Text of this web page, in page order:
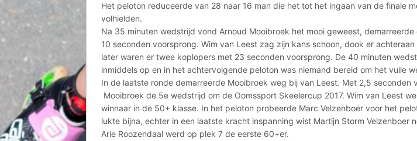
Het peloton reduceerde van 28 naar 16 man die het tot het ingaan van de finale
volhielden.
Na 35 minuten wedstrijd vond Arnoud Mooibroek het mooi geweest, demarreerde
10 seconden voorsprong. Wim van Leest zag zijn kans schoon, dook er
later waren er twee koplopers met 23 seconden voorsprong. De 40 minuten
inmiddels op en in het achtervolgende peloton was niemand bereid om het vuile
In de laatste ronde demarreerde Mooibroek weg bij van Leest. Met 2,5 seconden
Mooibroek de 5e wedstrijd om de Oomssport Skeelercup 2017. Wim van Leest
winnaar in de 50+ klasse. In het peloton probeerde Marc Velzenboer voor het
lukte bijna, echter in een laatste kracht inspanning wist Martijn Storm Velzenboer
Arie Roozendaal werd op plek 7 de eerste 60+er.